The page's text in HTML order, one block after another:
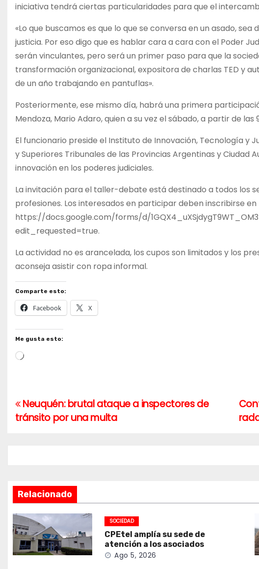
iniciativa tendrá ciertas particularidades para que el
«Lo que buscamos es que lo que se conversa en un asado,
justicia. Por eso digo que es hablar cara a cara con el Poder
serán vinculantes, pero será un primer paso para que la
transformación organizacional, expositora de charlas TED y
de un año trabajando en pantuflas».
Posteriormente, ese mismo día, habrá una primera
Mendoza, Mario Adaro, quien a su vez el sábado, a partir de
El funcionario preside el Instituto de Innovación, Tecnología y
y Superiores Tribunales de las Provincias Argentinas y Ciudad
innovación en los poderes judiciales.
La invitación para el taller-debate está destinado a todos los
profesiones. Los interesados en participar deben inscribirse en
https://docs.google.com/forms/d/
edit_requested=true.
La actividad no es arancelada, los cupos son limitados y los
aconseja asistir con ropa informal.​
Comparte esto:
Facebook X
Me gusta esto:
Cargando...
Navegación
de
Neuquén: brutal ataque a inspectores de
tránsito por una multa
Relacionado
SOCIEDAD
CPEtel amplía su sede de
atención a los asociados
Ago 5, 2026